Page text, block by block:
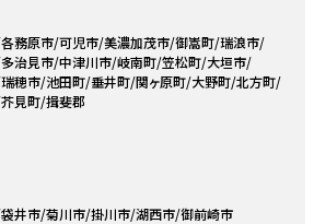
各務原市 可児市 美濃加茂市 御嵩町 瑞浪市
多治見市 中津川市 岐南町 笠松町 大垣市
瑞穂市 池田町 垂井町 関ヶ原町 大野町 北方町
芥見町 揖斐郡
袋井市 菊川市 掛川市 湖西市 御前崎市